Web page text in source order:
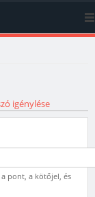
igénylése
a pont, a kötőjel, és